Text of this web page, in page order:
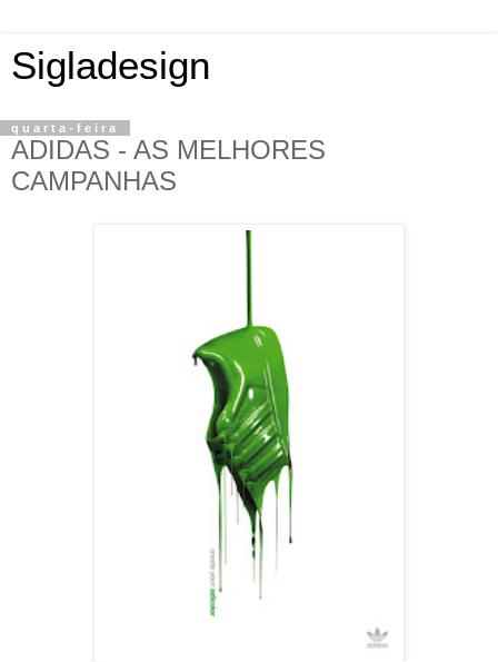
Sigladesign
quarta-feira
ADIDAS - AS MELHORES
CAMPANHAS